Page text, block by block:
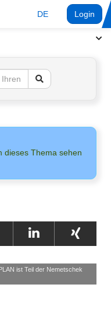
DE Login
dieses Thema sehen
ist Teil der Nemetschek